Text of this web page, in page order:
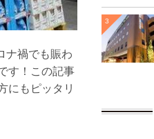
ナ禍でも賑わ
す！この記事
にもピッタリ
3